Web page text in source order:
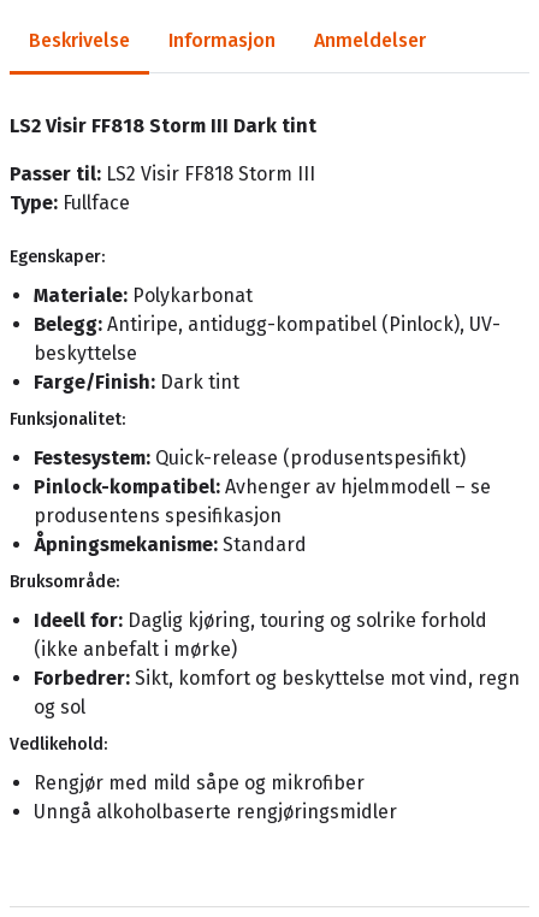
Beskrivelse Informasjon Anmeldelser
LS2 Visir FF818 Storm III Dark tint
Passer til: LS2 Visir FF818 Storm III
Type: Fullface
Egenskaper:
Materiale: Polykarbonat
Belegg: Antiripe, antidugg-kompatibel (Pinlock), UV-
beskyttelse
Farge/Finish: Dark tint
Funksjonalitet:
Festesystem: Quick-release (produsentspesifikt)
Pinlock-kompatibel: Avhenger av hjelmmodell – se
produsentens spesifikasjon
Åpningsmekanisme: Standard
Bruksområde:
Ideell for: Daglig kjøring, touring og solrike forhold
(ikke anbefalt i mørke)
Forbedrer: Sikt, komfort og beskyttelse mot vind, regn
og sol
Vedlikehold:
Rengjør med mild såpe og mikrofiber
Unngå alkoholbaserte rengjøringsmidler